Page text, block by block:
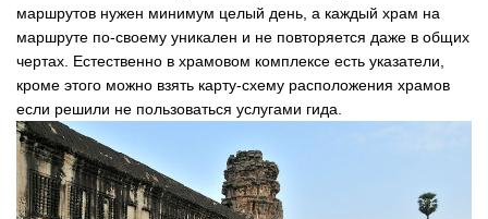
маршрутов нужен минимум целый день, а каждый храм на
маршруте по-своему уникален и не повторяется даже в общих
чертах. Естественно в храмовом комплексе есть указатели,
кроме этого можно взять карту-схему расположения храмов
если решили не пользоваться услугами гида.